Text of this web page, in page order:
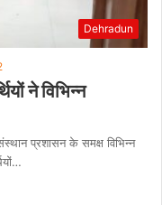
Dehradun
ने विभिन्न
संस्थान प्रशासन के समक्ष विभिन्न